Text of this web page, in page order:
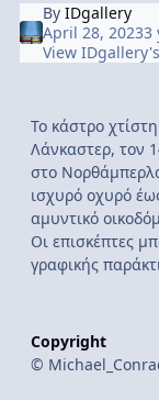
ByIDgallery
April 28, 20233
View
Το κάστρο
Λάνκαστερ, τον
στο
ισχυρό οχυρό
αμυντικό
Οι επισκέπτες
γραφικής
Copyright
©